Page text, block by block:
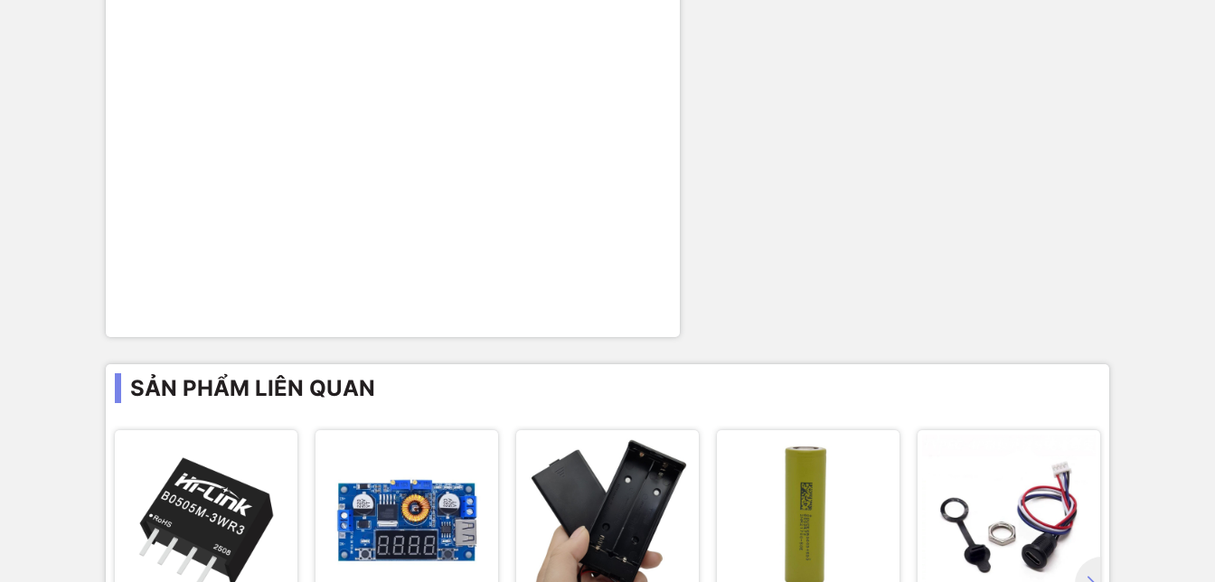
SẢN PHẨM LIÊN QUAN